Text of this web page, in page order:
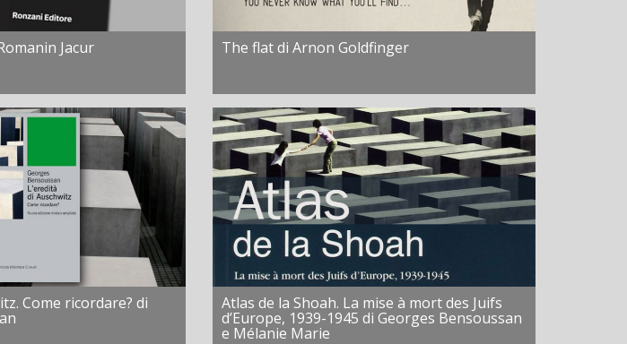
Jacur The flat di Arnon Goldfinger
Come ricordare? di Atlas de la Shoah. La mise à mort des Juifs
d’Europe, 1939-1945 di Georges Bensoussan
e Mélanie Marie